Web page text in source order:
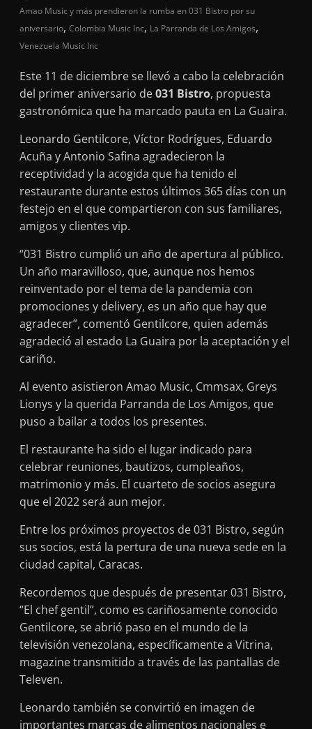
Amao Music y más prendieron la rumba en 031 Bistro por su
aniversario,Colombia Music Inc, La Parranda de Los Amigos,
Venezuela Music Inc
Este 11 de diciembre se llevó a cabo la celebración
del primer aniversario de031 Bistro, propuesta
gastronómica que ha marcado pauta en La Guaira.
Leonardo Gentilcore, Víctor Rodrígues, Eduardo
Acuña y Antonio Safina agradecieron la
receptividad y la acogida que ha tenido el
restaurante durante estos últimos 365 días con un
festejo en el que compartieron con sus familiares,
amigos y clientes vip.
“031 Bistro cumplió un año de apertura al público.
Un año maravilloso, que, aunque nos hemos
reinventado por el tema de la pandemia con
promociones y delivery, es un año que hay que
agradecer”, comentó Gentilcore, quien además
agradeció al estado La Guaira por la aceptación y el
cariño.
Al evento asistieron Amao Music, Cmmsax, Greys
Lionys y la querida Parranda de Los Amigos, que
puso a bailar a todos los presentes.
El restaurante ha sido el lugar indicado para
celebrar reuniones, bautizos, cumpleaños,
matrimonio y más. El cuarteto de socios asegura
que el 2022 será aun mejor.
Entre los próximos proyectos de 031 Bistro, según
sus socios, está la pertura de una nueva sede en la
ciudad capital, Caracas.
Recordemos que después de presentar 031 Bistro,
“El chef gentil”, como es cariñosamente conocido
Gentilcore, se abrió paso en el mundo de la
televisión venezolana, específicamente a Vitrina,
magazine transmitido a través de las pantallas de
Televen.
Leonardo también se convirtió en imagen de
importantes marcas de alimentos nacionales e